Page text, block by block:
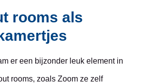
rooms als
er een bijzonder leuk element in
rooms, zoals Zoom ze zelf